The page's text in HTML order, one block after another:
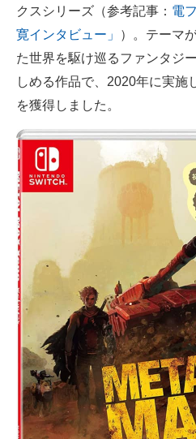
クスシリーズ（参考記事： 電
寛インタビュー」
）。テーマ
た世界を駆け巡るファンタジ
しめる作品で、2020年に実施
を獲得しました。